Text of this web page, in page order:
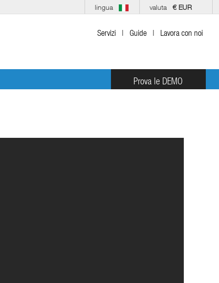
valuta € EUR
lingua
Servizi | Guide | Lavora con noi
Prova le DEMO